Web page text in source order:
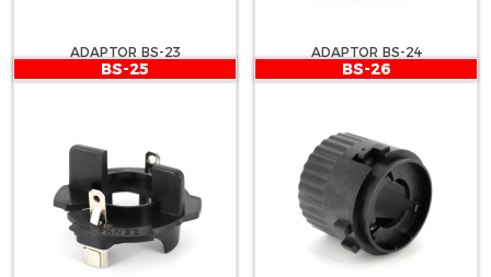
ADAPTOR BS-23 ADAPTOR BS-24
BS-25 BS-26